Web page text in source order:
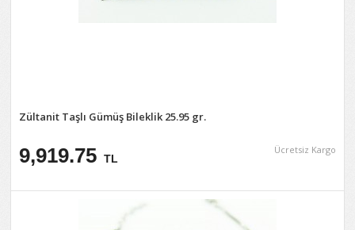
Zültanit Taşlı Gümüş Bileklik 25.95 gr.
9,919.75 TL
Ücretsiz Kargo